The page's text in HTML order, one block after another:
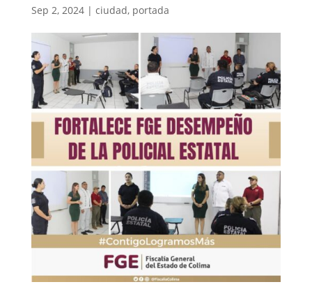
Sep 2, 2024| ciudad, portada